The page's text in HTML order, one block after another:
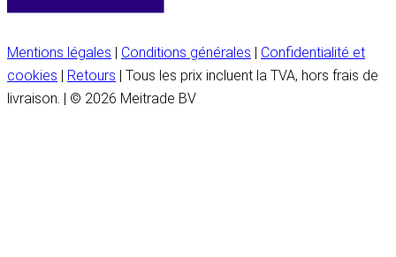
Mentions légales | Conditions générales | Confidentialité et
cookies | Retours | Tous les prix incluent la TVA, hors frais de
livraison. | © 2026 Meitrade BV